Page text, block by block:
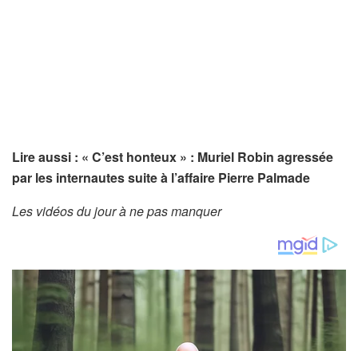
Lire aussi : « C’est honteux » : Muriel Robin agressée
par les internautes suite à l’affaire Pierre Palmade
Les vidéos du jour à ne pas manquer